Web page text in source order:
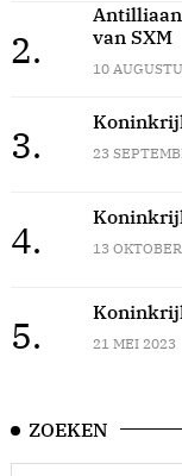
2.
van SXM
10
3. 23
4. 13
5. 21 MEI 2023
ZOEKEN